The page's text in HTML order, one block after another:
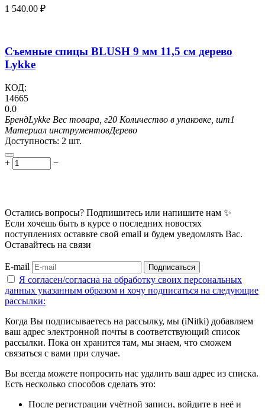
1 540.00 ₽
Съемные спицы BLUSH 9 мм 11,5 см дерево
Lykke
КОД:
14665
0.0
БрендLykke Вес товара, г20 Количество в упаковке, шт1
Материал инструментовДерево
Доступность: 2 шт.
+ −
Остались вопросы? Подпишитесь или напишите нам ✨
Если хочешь быть в курсе о последних новостях
поступлениях оставьте свой email и будем уведомлять Вас.
Оставайтесь на связи
E-mail Подписаться
Я согласен/согласна на обработку своих персональных
данных указанным образом и хочу подписаться на следующие
рассылки:
Когда Вы подписываетесь на рассылку, мы (iNitki) добавляем
ваш адрес электронной почты в соответствующий список
рассылки. Пока он хранится там, мы знаем, что сможем
связаться с вами при случае.
Вы всегда можете попросить нас удалить ваш адрес из списка.
Есть несколько способов сделать это:
После регистрации учётной записи, войдите в неё и